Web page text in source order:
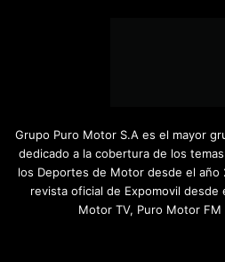
Grupo Puro Motor S.A es el mayor
dedicado a la cobertura de los
los Deportes de Motor desde el año
revista oficial de Expomovil desde
Motor TV, Puro Motor